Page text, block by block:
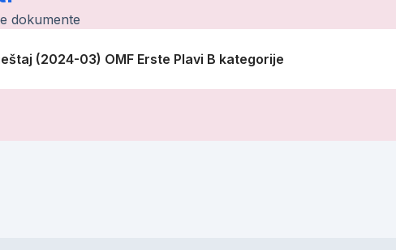
dokumente
(2024-03) OMF Erste Plavi B kategorije